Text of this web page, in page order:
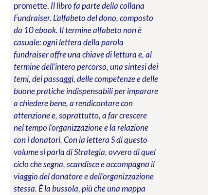
promette. Il libro fa parte della collana
Fundraiser. L’alfabeto del dono, composto
da 10 ebook. Il termine alfabeto non è
casuale: ogni lettera della parola
fundraiser offre una chiave di lettura e, al
termine dell’intero percorso, una sintesi dei
temi, dei passaggi, delle competenze e delle
buone pratiche indispensabili per imparare
a chiedere bene, a rendicontare con
attenzione e, soprattutto, a far crescere
nel tempo l’organizzazione e la relazione
con i donatori. Con la lettera S di questo
volume si parla di Strategia, ovvero di quel
ciclo che segna, scandisce e accompagna il
viaggio del donatore e dell’organizzazione
stessa. È la bussola, più che una mappa